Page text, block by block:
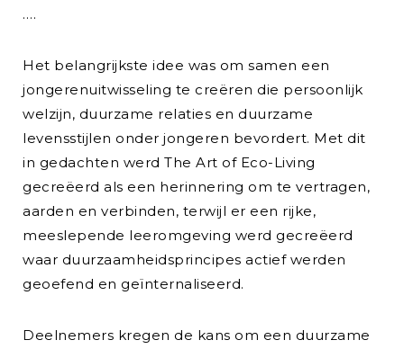
….
Het belangrijkste idee was om samen een
jongerenuitwisseling te creëren die persoonlijk
welzijn, duurzame relaties en duurzame
levensstijlen onder jongeren bevordert. Met dit
in gedachten werd The Art of Eco-Living
gecreëerd als een herinnering om te vertragen,
aarden en verbinden, terwijl er een rijke,
meeslepende leeromgeving werd gecreëerd
waar duurzaamheidsprincipes actief werden
geoefend en geïnternaliseerd.
Deelnemers kregen de kans om een duurzame